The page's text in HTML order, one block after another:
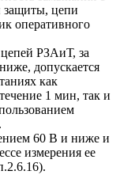
защиты, цепи
оперативного
РЗАиТ, за
допускается
как
1 мин, так и
60 В и ниже и
измерения ее